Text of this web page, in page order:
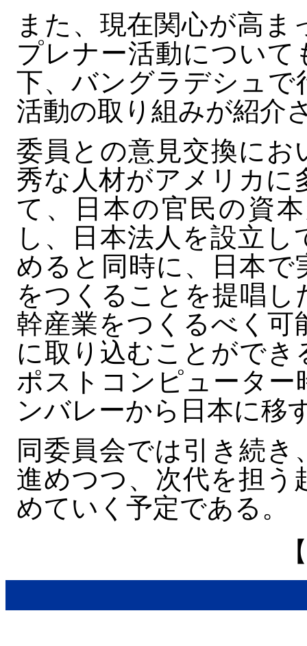
また、現在関心が高
プレナー活動につい
下、バングラデシュで
活動の取り組みが紹介
委員との意見交換にお
秀な人材がアメリカに
て、日本の官民の資
し、日本法人を設立
めると同時に、日本で
をつくることを提唱
幹産業をつくるべく可
に取り込むことがで
ポストコンピューター
ンバレーから日本に移
同委員会では引き続
進めつつ、次代を担う
めていく予定である。